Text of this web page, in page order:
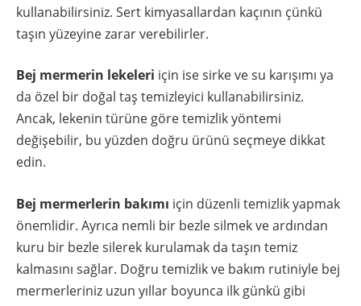
kullanabilirsiniz. Sert kimyasallardan kaçının çünkü
taşın yüzeyine zarar verebilirler.
Bej mermerin lekeleri için ise sirke ve su karışımı ya
da özel bir doğal taş temizleyici kullanabilirsiniz.
Ancak, lekenin türüne göre temizlik yöntemi
değişebilir, bu yüzden doğru ürünü seçmeye dikkat
edin.
Bej mermerlerin bakımı için düzenli temizlik yapmak
önemlidir. Ayrıca nemli bir bezle silmek ve ardından
kuru bir bezle silerek kurulamak da taşın temiz
kalmasını sağlar. Doğru temizlik ve bakım rutiniyle bej
mermerleriniz uzun yıllar boyunca ilk günkü gibi